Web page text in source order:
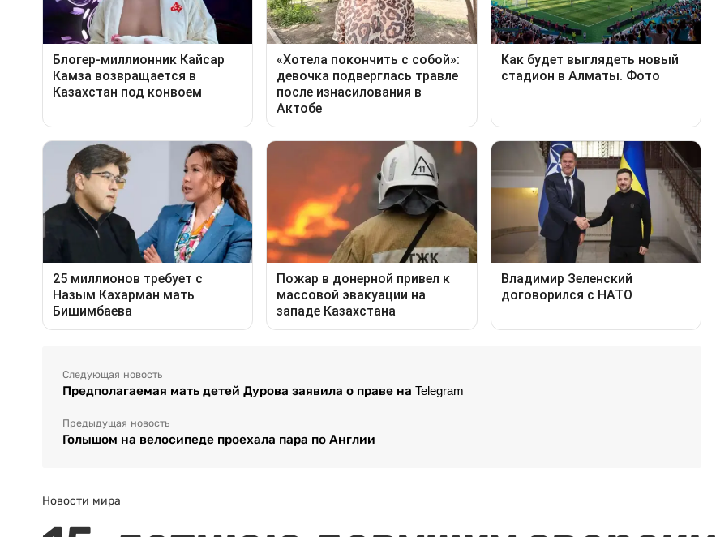
Следующая новость
Предполагаемая мать детей Дурова заявила о праве на Telegram
Предыдущая новость
Голышом на велосипеде проехала пара по Англии
Новости мира